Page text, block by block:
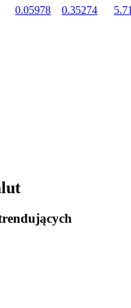
BTR
0.05978 0.35274